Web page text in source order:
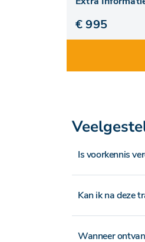
€ 995
Is voorkennis
Kan ik na deze
Wanneer